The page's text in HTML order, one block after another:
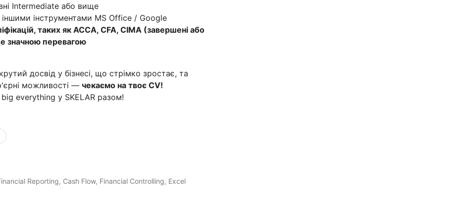
Intermediate або вище
іншими інструментами MS Office / Google
таких як ACCA, CFA, CIMA (завершені або
значною перевагою
досвід у бізнесі, що стрімко зростає, та
можливості — чекаємо на твоє CV!
everything у SKELAR разом!
Reporting, Cash Flow, Financial Controlling, Excel